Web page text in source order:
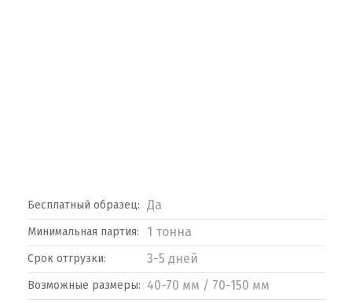
Бесплатный образец: Да
Минимальная партия: 1 тонна
Срок отгрузки: 3-5 дней
Возможные размеры: 40-70 мм / 70-150 мм